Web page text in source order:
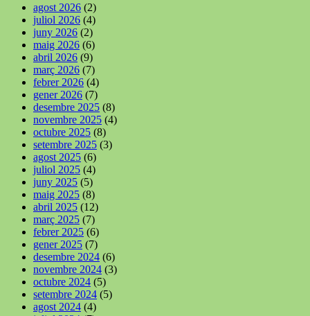
agost 2026 (2)
juliol 2026 (4)
juny 2026 (2)
maig 2026 (6)
abril 2026 (9)
març 2026 (7)
febrer 2026 (4)
gener 2026 (7)
desembre 2025 (8)
novembre 2025 (4)
octubre 2025 (8)
setembre 2025 (3)
agost 2025 (6)
juliol 2025 (4)
juny 2025 (5)
maig 2025 (8)
abril 2025 (12)
març 2025 (7)
febrer 2025 (6)
gener 2025 (7)
desembre 2024 (6)
novembre 2024 (3)
octubre 2024 (5)
setembre 2024 (5)
agost 2024 (4)